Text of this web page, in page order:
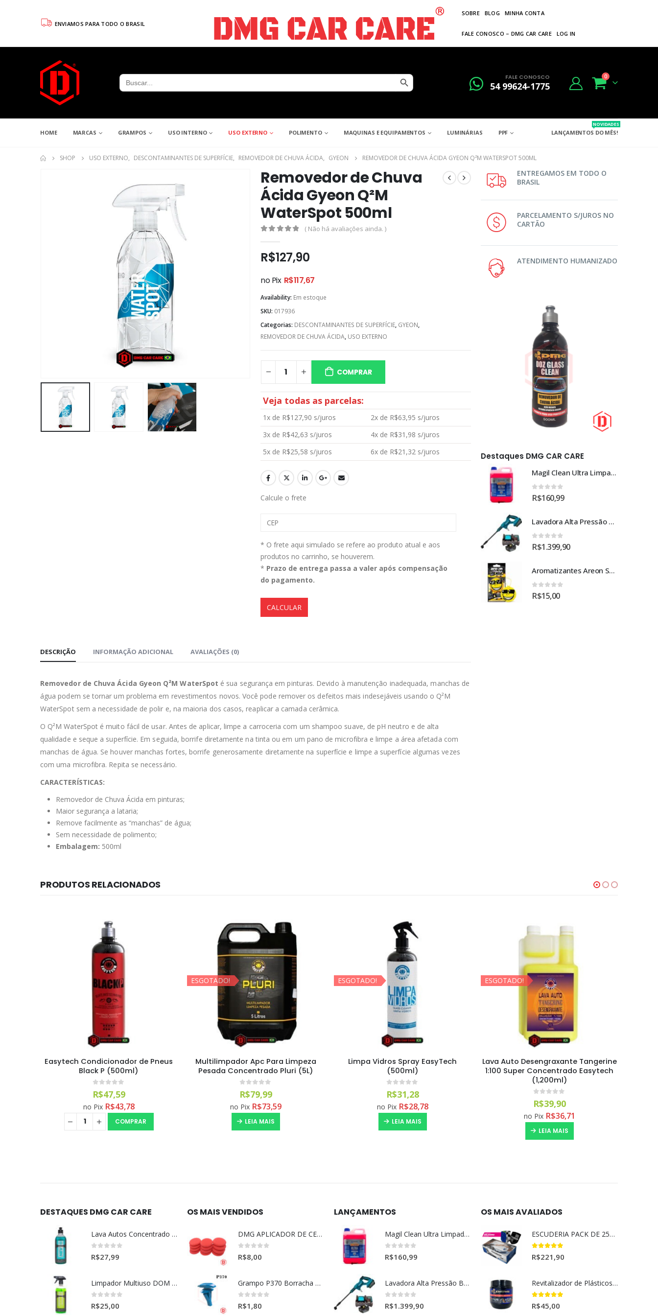
ENVIAMOS PARA TODO O BRASIL
SOBRE BLOG MINHA CONTA
FALE CONOSCO – DMG CAR CARE LOG IN
Search
for:
Search Button FALE CONOSCO
54 99624-1775
0
HOME MARCAS GRAMPOS USO INTERNO USO EXTERNO POLIMENTO MAQUINAS E EQUIPAMENTOS LUMINÁRIAS PPF LANÇAMENTOS DO MÊS!
NOVIDADES
SHOP USO EXTERNO, DESCONTAMINANTES DE SUPERFÍCIE, REMOVEDOR DE CHUVA ÁCIDA, GYEON REMOVEDOR DE CHUVA ÁCIDA GYEON Q²M WATERSPOT 500ML
Removedor de Chuva
Ácida Gyeon Q²M
WaterSpot 500ml
( Não há avaliações ainda. )
R$127,90
no Pix R$117,67
Availability: Em estoque
SKU: 017936
Categorias: DESCONTAMINANTES DE SUPERFÍCIE, GYEON,
REMOVEDOR DE CHUVA ÁCIDA, USO EXTERNO
COMPRAR
Veja todas as parcelas:
1x de R$127,90 s/juros 2x de R$63,95 s/juros
3x de R$42,63 s/juros 4x de R$31,98 s/juros
5x de R$25,58 s/juros 6x de R$21,32 s/juros
Calcule o frete
* O frete aqui simulado se refere ao produto atual e aos
produtos no carrinho, se houverem.
* Prazo de entrega passa a valer após compensação
do pagamento.
CALCULAR
DESCRIÇÃO INFORMAÇÃO ADICIONAL AVALIAÇÕES (0)
Removedor de Chuva Ácida Gyeon Q²M WaterSpot é sua segurança em pinturas. Devido à manutenção inadequada, manchas de
gua podem se tornar um problema em revestimentos novos. Você pode remover os defeitos mais indesejáveis ​​usando o Q²M
WaterSpot sem a necessidade de polir e, na maioria dos casos, reaplicar a camada cerâmica.
O Q²M WaterSpot é muito fácil de usar. Antes de aplicar, limpe a carroceria com um shampoo suave, de pH neutro e de alta
qualidade e seque a superfície. Em seguida, borrife diretamente na tinta ou em um pano de microfibra e limpe a área afetada com
manchas de água. Se houver manchas fortes, borrife generosamente diretamente na superfície e limpe a superfície algumas vezes
com uma microfibra. Repita se necessário.
CARACTERÍSTICAS:
Removedor de Chuva Ácida em pinturas;
Maior segurança a lataria;
Remove facilmente as “manchas” de água;
Sem necessidade de polimento;
Embalagem: 500ml
ENTREGAMOS EM TODO O
BRASIL
PARCELAMENTO S/JUROS NO
CARTÃO
ATENDIMENTO HUMANIZADO
Destaques DMG CAR CARE
Magil Clean Ultra Limpador AutoClean Uso Geral 5L
out of 5
R$160,99
0out of 5
R$1.399,90
Aromatizantes Areon Smile Black Crystal (1un)
R$15,00
0out of 5
R$ 1.399,90
Magil Clean Ultra Limpador AutoClean Uso Geral 5L
0 out of 5
R$160,99
Lavadora Alta Pressão Bateria 18v 1bat 3a Makita Dhw180zc
0 out of 5
R$1.399,90
Aromatizantes Areon Smile Black Crystal (1un)
0 out of 5
R$15,00
PRODUTOS RELACIONADOS
Easytech Condicionador de Pneus
Black P (500ml)
out of 5
R$47,59
no Pix R$43,78
COMPRAR
ESGOTADO!
Multilimpador Apc Para Limpeza
Pesada Concentrado Pluri (5L)
out of 5
R$79,99
no Pix R$73,59
LEIA MAIS
ESGOTADO!
Limpa Vidros Spray EasyTech
(500ml)
out of 5
R$31,28
no Pix R$28,78
LEIA MAIS
ESGOTADO!
Lava Auto Desengraxante Tangerine
1:100 Super Concentrado Easytech
(1,200ml)
out of 5
R$39,90
no Pix R$36,71
LEIA MAIS
DESTAQUES DMG CAR CARE
Lava Autos Concentrado NEV (nevada) 1:400 (500ml)
0out of 5
R$27,99
Limpador Multiuso DOM (Dominos) Dmg Pronto P/Uso (500ml)
0out of 5
R$25,00
OS MAIS VENDIDOS
DMG APLICADOR DE CERA ULTRA MACIO VERMELHO l
0out of 5
R$8,00
Grampo P370 Borracha Porta (HONDA-TOYOTA)
0out of 5
R$1,80
LANÇAMENTOS
Magil Clean Ultra Limpador AutoClean Uso Geral 5L
0out of 5
R$160,99
Lavadora Alta Pressão Bateria 18v 1bat 3a Makita Dhw180zc
0out of 5
R$1.399,90
OS MAIS AVALIADOS
ESCUDERIA PACK DE 25UN BELISSIMA
5.00out of 5
R$221,90
Revitalizador de Plásticos e Borrachas Dmg 220gr
5.00out of 5
R$45,00